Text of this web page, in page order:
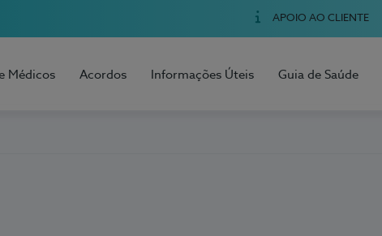
APOIO AO CLIENTE
Médicos Acordos Informações Úteis Guia de Saúde